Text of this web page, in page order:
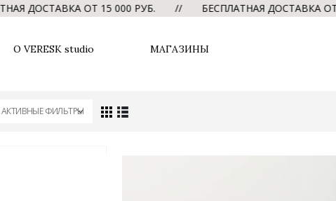
ДОСТАВКА ОТ 15 000 РУБ. // БЕСПЛАТНАЯ ДОСТАВКА
О VERESK studio МАГАЗИНЫ
АКТИВНЫЕ ФИЛЬТРЫ